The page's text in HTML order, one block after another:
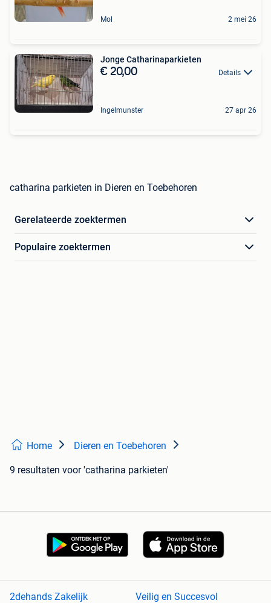
Mol 2 mei 26
Jonge Catharinaparkieten
€ 20,00 Details
Ingelmunster 27 apr 26
catharina parkieten in Dieren en Toebehoren
Gerelateerde zoektermen
Populaire zoektermen
Home Dieren en Toebehoren
9 resultaten voor 'catharina parkieten'
2dehands Zakelijk Veilig en Succesvol